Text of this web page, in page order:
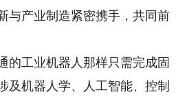
与产业制造紧密携手，共同前
工业机器人那样只需完成固
及机器人学、人工智能、控制